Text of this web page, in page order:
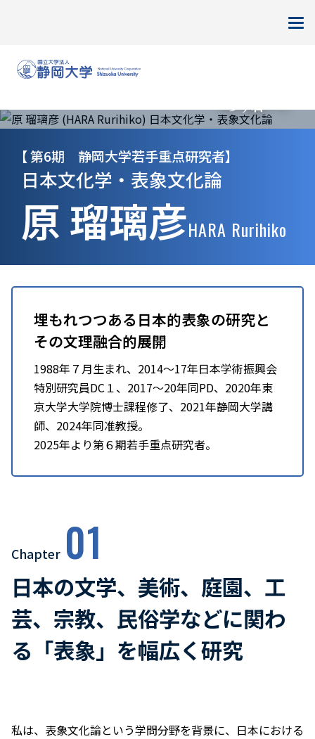
静岡大学研究フェロー
日本の〈表象〉を、未来
の知へ
第6期 静岡大学若手重点研究者
日本文化学・表象文化論
原 瑠璃彦HARA Rurihiko
埋もれつつある日本的表象の研究と
その文理融合的展開
1988年７月生まれ、2014〜17年日本学術振興会
特別研究員DC１、2017〜20年同PD、2020年東
京大学大学院博士課程修了、2021年静岡大学講
師、2024年同准教授。
2025年より第６期若手重点研究者。
Chapter 01
日本の文学、美術、庭園、工
芸、宗教、民俗学などに関わ
る「表象」を幅広く研究
私は、表象文化論という学問分野を背景に、日本における